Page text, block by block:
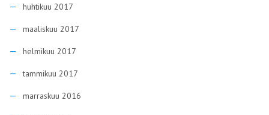
huhtikuu 2017
maaliskuu 2017
helmikuu 2017
tammikuu 2017
marraskuu 2016